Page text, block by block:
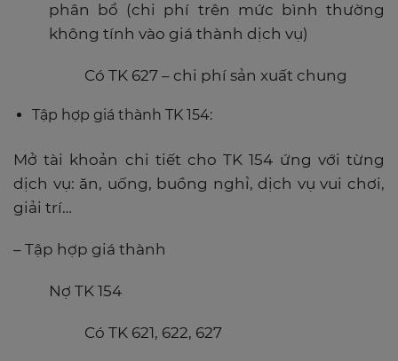
phân bổ (chi phí trên mức bình thường
không tính vào giá thành dịch vụ)
Có TK 627 – chi phí sản xuất chung
Tập hợp giá thành TK 154:
Mở tài khoản chi tiết cho TK 154 ứng với từng
dịch vụ: ăn, uống, buồng nghỉ, dịch vụ vui chơi,
giải trí…
– Tập hợp giá thành
Nợ TK 154
Có TK 621, 622, 627